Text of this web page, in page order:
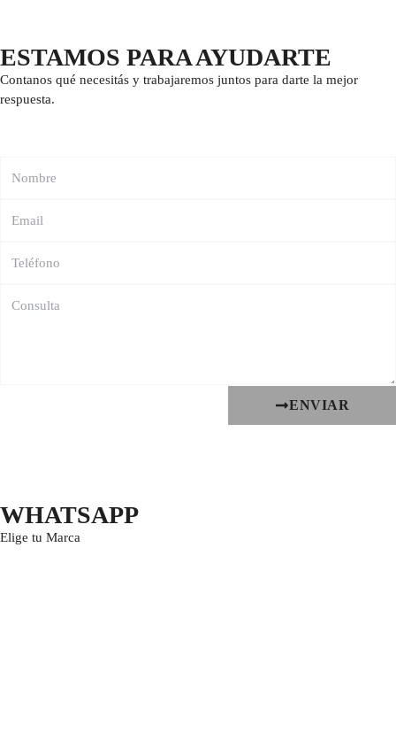
ESTAMOS PARA AYUDARTE
Contanos qué necesitás y trabajaremos juntos para darte la mejor
respuesta.
ENVIAR
WHATSAPP
Elige tu Marca